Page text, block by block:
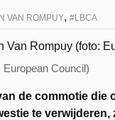
VAN ROMPUY, LBCA
Council)
de commotie
te